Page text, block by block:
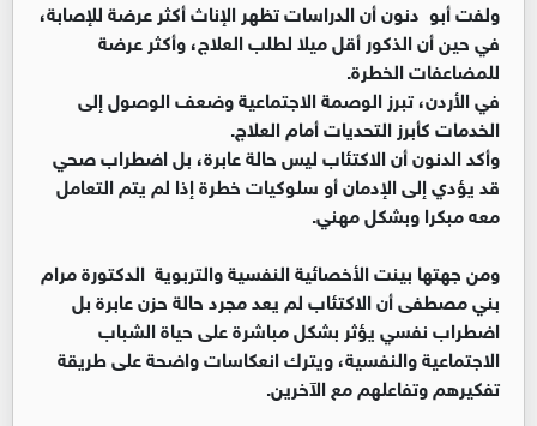
ولفت أبو دنون أن الدراسات تظهر الإناث أكثر عرضة للإصابة،
في حين أن الذكور أقل ميلا لطلب العلاج، وأكثر عرضة
للمضاعفات الخطرة.
في الأردن، تبرز الوصمة الاجتماعية وضعف الوصول إلى
الخدمات كأبرز التحديات أمام العلاج.
وأكد الدنون أن الاكتئاب ليس حالة عابرة، بل اضطراب صحي
قد يؤدي إلى الإدمان أو سلوكيات خطرة إذا لم يتم التعامل
معه مبكرا وبشكل مهني.
ومن جهتها بينت الأخصائية النفسية والتربوية الدكتورة مرام
بني مصطفى أن الاكتئاب لم يعد مجرد حالة حزن عابرة بل
اضطراب نفسي يؤثر بشكل مباشرة على حياة الشباب
الاجتماعية والنفسية، ويترك انعكاسات واضحة على طريقة
تفكيرهم وتفاعلهم مع الآخرين.